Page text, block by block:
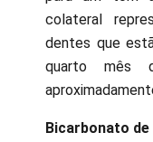
colateral
dentes que
quarto mês
Bicarbonato